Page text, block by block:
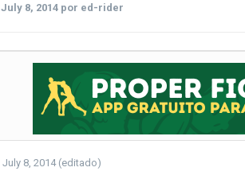
July 8, 2014 por ed-rider
July 8, 2014 (editado)